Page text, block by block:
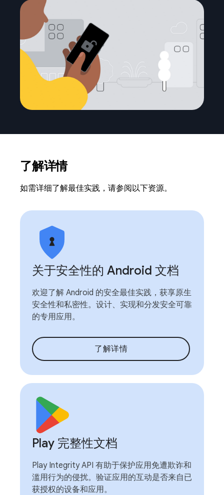
了解详情
如需详细了解最佳实践，请参阅以下资源。
关于安全性的 Android 文档
欢迎了解 Android 的安全最佳实践，获享原生
安全性和私密性。设计、实现和分发安全可靠
的专用应用。
了解详情
Play 完整性文档
Play Integrity API 有助于保护应用免遭欺诈和
滥用行为的侵扰。验证应用的互动是否来自已
获授权的设备和应用。